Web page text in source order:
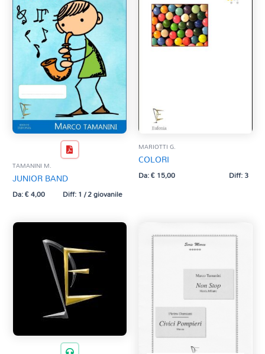
TAMANINI M.
JUNIOR BAND
Da:€4,00 Diff: 1 / 2 giovanile
MARIOTTI G.
COLORI
Da:€15,00 Diff: 3